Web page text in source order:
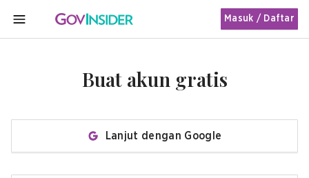
MENU
Masuk / Daftar
Buat akun gratis
Lanjut dengan Google